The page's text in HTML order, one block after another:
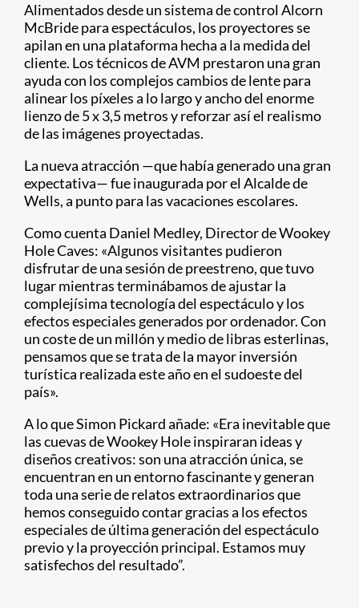
Alimentados desde un sistema de control Alcorn
McBride para espectáculos, los proyectores se
apilan en una plataforma hecha a la medida del
cliente. Los técnicos de AVM prestaron una gran
ayuda con los complejos cambios de lente para
alinear los píxeles a lo largo y ancho del enorme
lienzo de 5 x 3,5 metros y reforzar así el realismo
de las imágenes proyectadas.
La nueva atracción —que había generado una gran
expectativa— fue inaugurada por el Alcalde de
Wells, a punto para las vacaciones escolares.
Como cuenta Daniel Medley, Director de Wookey
Hole Caves: «Algunos visitantes pudieron
disfrutar de una sesión de preestreno, que tuvo
lugar mientras terminábamos de ajustar la
complejísima tecnología del espectáculo y los
efectos especiales generados por ordenador. Con
un coste de un millón y medio de libras esterlinas,
pensamos que se trata de la mayor inversión
turística realizada este año en el sudoeste del
país».
A lo que Simon Pickard añade: «Era inevitable que
las cuevas de Wookey Hole inspiraran ideas y
diseños creativos: son una atracción única, se
encuentran en un entorno fascinante y generan
toda una serie de relatos extraordinarios que
hemos conseguido contar gracias a los efectos
especiales de última generación del espectáculo
previo y la proyección principal. Estamos muy
satisfechos del resultado”.